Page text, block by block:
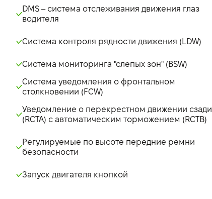
DMS – система отслеживания движения глаз
водителя
Система контроля рядности движения (LDW)
Система мониторинга "слепых зон" (BSW)
Система уведомления о фронтальном
столкновении (FCW)
Уведомление о перекрестном движении сзади
(RCTA) с автоматическим торможением (RCTB)
Регулируемые по высоте передние ремни
безопасности
Запуск двигателя кнопкой